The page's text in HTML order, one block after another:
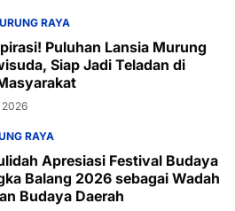
RAYA
Puluhan Lansia Murung
Siap Jadi Teladan di
2026
RAYA
Apresiasi Festival Budaya
Balang 2026 sebagai Wadah
Budaya Daerah